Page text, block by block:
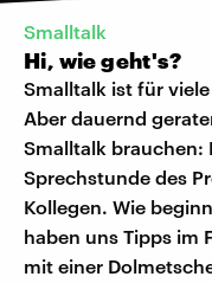
Smalltalk
Hi, wie geht's?
Smalltalk ist für
Aber dauernd
Smalltalk brauchen:
Sprechstunde des
Kollegen. Wie
haben uns Tipps im
mit einer